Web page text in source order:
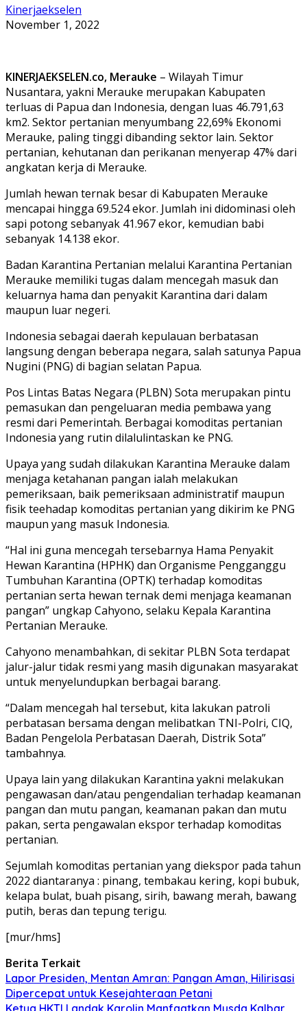
Kinerjaekselen
November 1, 2022
KINERJAEKSELEN.co, Merauke – Wilayah Timur
Nusantara, yakni Merauke merupakan Kabupaten
terluas di Papua dan Indonesia, dengan luas 46.791,63
km2. Sektor pertanian menyumbang 22,69% Ekonomi
Merauke, paling tinggi dibanding sektor lain. Sektor
pertanian, kehutanan dan perikanan menyerap 47% dari
angkatan kerja di Merauke.
Jumlah hewan ternak besar di Kabupaten Merauke
mencapai hingga 69.524 ekor. Jumlah ini didominasi oleh
sapi potong sebanyak 41.967 ekor, kemudian babi
sebanyak 14.138 ekor.
Badan Karantina Pertanian melalui Karantina Pertanian
Merauke memiliki tugas dalam mencegah masuk dan
keluarnya hama dan penyakit Karantina dari dalam
maupun luar negeri.
Indonesia sebagai daerah kepulauan berbatasan
langsung dengan beberapa negara, salah satunya Papua
Nugini (PNG) di bagian selatan Papua.
Pos Lintas Batas Negara (PLBN) Sota merupakan pintu
pemasukan dan pengeluaran media pembawa yang
resmi dari Pemerintah. Berbagai komoditas pertanian
Indonesia yang rutin dilalulintaskan ke PNG.
Upaya yang sudah dilakukan Karantina Merauke dalam
menjaga ketahanan pangan ialah melakukan
pemeriksaan, baik pemeriksaan administratif maupun
fisik teehadap komoditas pertanian yang dikirim ke PNG
maupun yang masuk Indonesia.
“Hal ini guna mencegah tersebarnya Hama Penyakit
Hewan Karantina (HPHK) dan Organisme Pengganggu
Tumbuhan Karantina (OPTK) terhadap komoditas
pertanian serta hewan ternak demi menjaga keamanan
pangan” ungkap Cahyono, selaku Kepala Karantina
Pertanian Merauke.
Cahyono menambahkan, di sekitar PLBN Sota terdapat
jalur-jalur tidak resmi yang masih digunakan masyarakat
untuk menyelundupkan berbagai barang.
“Dalam mencegah hal tersebut, kita lakukan patroli
perbatasan bersama dengan melibatkan TNI-Polri, CIQ,
Badan Pengelola Perbatasan Daerah, Distrik Sota”
tambahnya.
Upaya lain yang dilakukan Karantina yakni melakukan
pengawasan dan/atau pengendalian terhadap keamanan
pangan dan mutu pangan, keamanan pakan dan mutu
pakan, serta pengawalan ekspor terhadap komoditas
pertanian.
Sejumlah komoditas pertanian yang diekspor pada tahun
2022 diantaranya : pinang, tembakau kering, kopi bubuk,
kelapa bulat, buah pisang, sirih, bawang merah, bawang
putih, beras dan tepung terigu.
[mur/hms]
Berita Terkait
Lapor Presiden, Mentan Amran: Pangan Aman, Hilirisasi
Dipercepat untuk Kesejahteraan Petani
Ketua HKTI Landak Karolin Manfaatkan Musda Kalbar